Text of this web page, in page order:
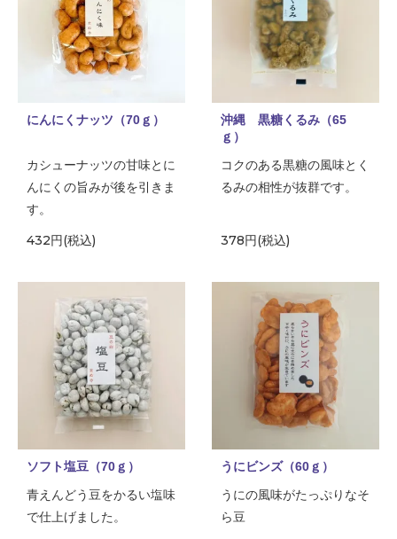
にんにくナッツ（70ｇ）
カシューナッツの甘味とに
んにくの旨みが後を引きま
す。
432円(税込)
沖縄 黒糖くるみ（65
ｇ）
コクのある黒糖の風味とく
るみの相性が抜群です。
378円(税込)
ソフト塩豆（70ｇ）
青えんどう豆をかるい塩味
で仕上げました。
うにビンズ（60ｇ）
うにの風味がたっぷりなそ
ら豆